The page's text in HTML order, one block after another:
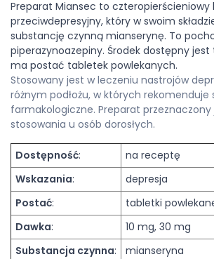
Preparat Miansec to czteropierścieniowy
przeciwdepresyjny, który w swoim
substancję czynną mianserynę. To
piperazynoazepiny. Środek dostępny
ma postać tabletek powlekanych.
Stosowany jest w leczeniu nastrojów
różnym podłożu, w których rekomenduje
farmakologiczne. Preparat przeznaczony
stosowania u osób dorosłych.
Dostępność:
na receptę
Wskazania:
depresja
Postać:
tabletki
Dawka:
10 mg, 30 mg
Substancja czynna:
mianseryna